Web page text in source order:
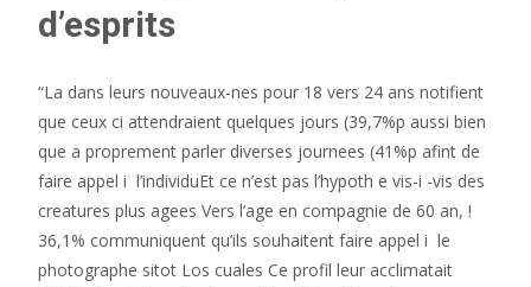
d’esprits
“La dans leurs nouveaux-nes pour 18 vers 24 ans notifient
que ceux ci attendraient quelques jours (39,7%p aussi bien
que a proprement parler diverses journees (41%p afint de
faire appel i l’individuEt ce n’est pas l’hypoth e vis-i -vis des
creatures plus agees Vers l’age en compagnie de 60 an, !
36,1% communiquent qu’ils souhaitent faire appel i le
photographe sitot Los cuales Ce profil leur acclimatait